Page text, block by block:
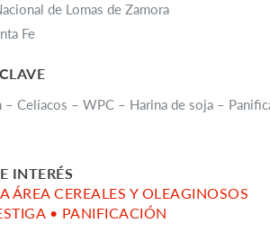
de Lomas de Zamora
Fe
– Celíacos – WPC – Harina de soja –
INTERÉS
ÁREA CEREALES Y OLEAGINOSOS
• PANIFICACIÓN